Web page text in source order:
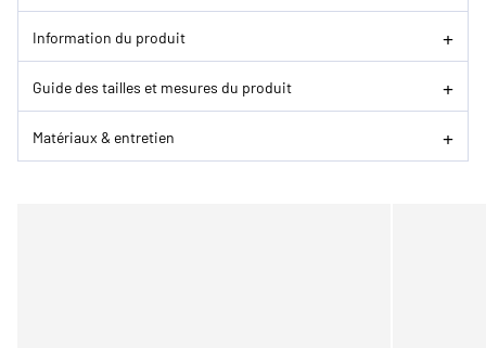
Information du produit
Guide des tailles et mesures du produit
Matériaux & entretien